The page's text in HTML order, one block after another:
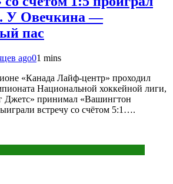
У Овечкина —
пас
ago01 mins
«Канада Лайф-центр» проходил
Национальной хоккейной лиги,
Джетс» принимал «Вашингтон
встречу со счётом 5:1….